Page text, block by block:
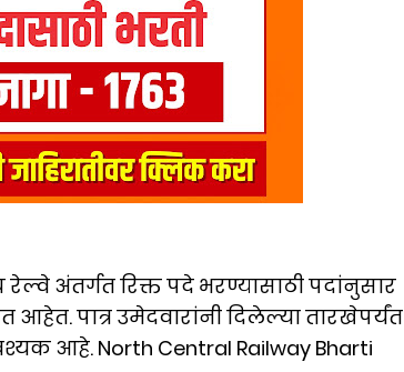
रेल्वे अंतर्गत रिक्त पदे भरण्यासाठी पदांनुसार
पात्र उमेदवारांनी दिलेल्या तारखेपर्यंत
आहे. North Central Railway Bharti